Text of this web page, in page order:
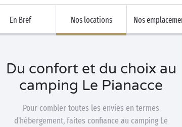
En Bref Nos locations Nos
Du confort et du choix au
camping Le Pianacce
Pour combler toutes les envies en termes
d’hébergement, faites confiance au camping Le